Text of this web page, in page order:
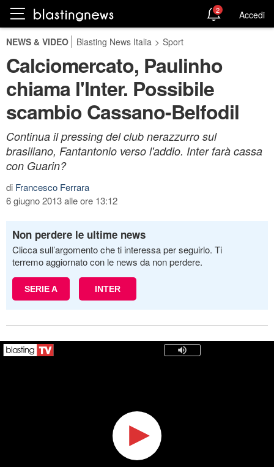
2 Accedi
NEWS & VIDEO Blasting News Italia > Sport
Calciomercato, Paulinho
chiama l'Inter. Possibile
scambio Cassano-Belfodil
Continua il pressing del club nerazzurro sul
brasiliano, Fantantonio verso l'addio. Inter farà cassa
con Guarin?
di Francesco Ferrara
6 giugno 2013 alle ore 13:12
Non perdere le ultime news
Clicca sull’argomento che ti interessa per seguirlo. Ti
terremo aggiornato con le news da non perdere.
SERIE A INTER